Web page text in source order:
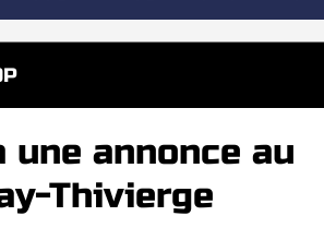
une annonce au
Thivierge